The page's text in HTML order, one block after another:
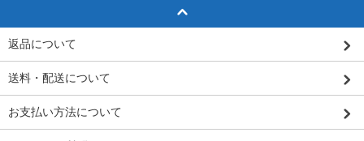
返品について
送料・配送について
お支払い方法について